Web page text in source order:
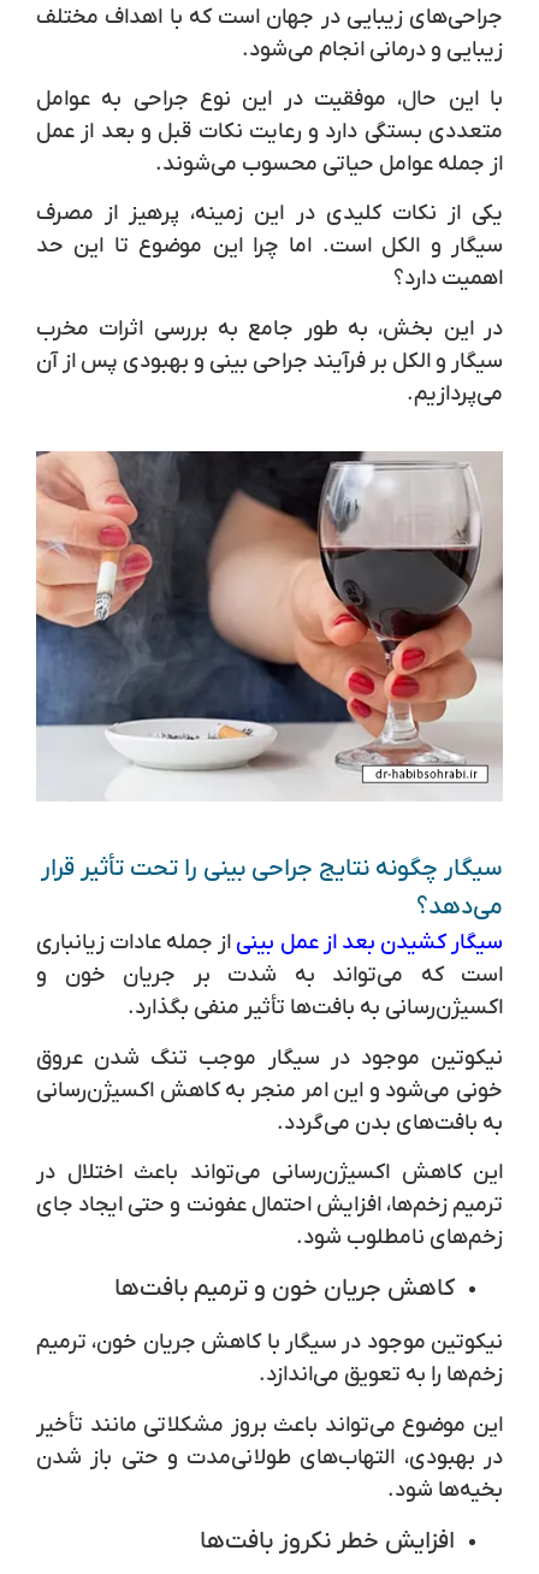
جراحی‌های زیبایی در جهان است که با اهداف مختلف
زیبایی و درمانی انجام می‌شود.
با این حال، موفقیت در این نوع جراحی به عوامل
متعددی بستگی دارد و رعایت نکات قبل و بعد از عمل
از جمله عوامل حیاتی محسوب می‌شوند.
یکی از نکات کلیدی در این زمینه، پرهیز از مصرف
سیگار و الکل است. اما چرا این موضوع تا این حد
اهمیت دارد؟
در این بخش، به طور جامع به بررسی اثرات مخرب
سیگار و الکل بر فرآیند جراحی بینی و بهبودی پس از آن
می‌پردازیم.
سیگار چگونه نتایج جراحی بینی را تحت تأثیر قرار
می‌دهد؟
سیگار کشیدن بعد از عمل بینیاز جمله عادات زیانباری
است که می‌تواند به شدت بر جریان خون و
اکسیژن‌رسانی به بافت‌ها تأثیر منفی بگذارد.
نیکوتین موجود در سیگار موجب تنگ شدن عروق
خونی می‌شود و این امر منجر به کاهش اکسیژن‌رسانی
به بافت‌های بدن می‌گردد.
این کاهش اکسیژن‌رسانی می‌تواند باعث اختلال در
ترمیم زخم‌ها، افزایش احتمال عفونت و حتی ایجاد جای
زخم‌های نامطلوب شود.
کاهش جریان خون و ترمیم بافت‌ها
نیکوتین موجود در سیگار با کاهش جریان خون، ترمیم
زخم‌ها را به تعویق می‌اندازد.
این موضوع می‌تواند باعث بروز مشکلاتی مانند تأخیر
در بهبودی، التهاب‌های طولانی‌مدت و حتی باز شدن
بخیه‌ها شود.
افزایش خطرنکروز بافت‌ها